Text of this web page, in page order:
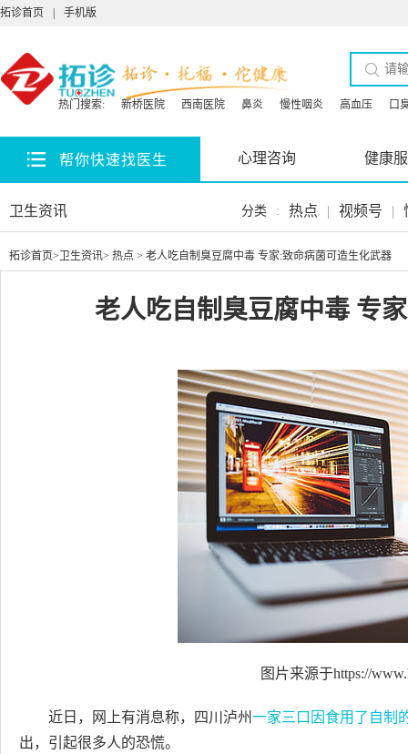
拓诊首页 手机版
热门搜索: 新桥医院 西南医院 鼻炎 慢性咽炎 高血压 口
帮你快速找医生 心理咨询 健康
卫生资讯 分类 : 热点 | 视频号 |
拓诊首页> 卫生资讯> 热点 > 老人吃自制臭豆腐中毒 专家:致命病菌可造生化武器
老人吃自制臭豆腐中毒 专
图片来源于https://
近日，网上有消息称，四川泸州一家三口因食用了自制
出，引起很多人的恐慌。